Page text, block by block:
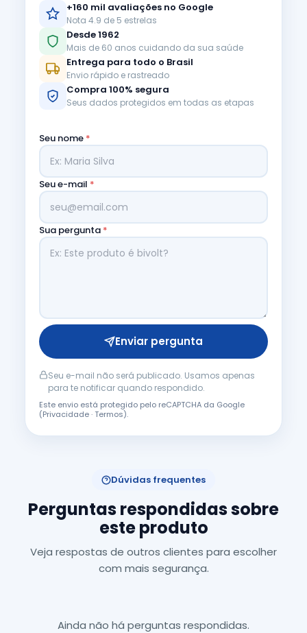
+160 mil avaliações no Google
Nota 4.9 de 5 estrelas
Desde 1962
Mais de 60 anos cuidando da sua saúde
Entrega para todo o Brasil
Envio rápido e rastreado
Compra 100% segura
Seus dados protegidos em todas as etapas
Seu nome *
Seu e-mail *
Sua pergunta *
Enviar pergunta
Seu e-mail não será publicado. Usamos apenas
para te notificar quando respondido.
Este envio está protegido pelo reCAPTCHA da Google
(Privacidade·Termos).
Dúvidas frequentes
Perguntas respondidas sobre
este produto
Veja respostas de outros clientes para escolher
com mais segurança.
Ainda não há perguntas respondidas.